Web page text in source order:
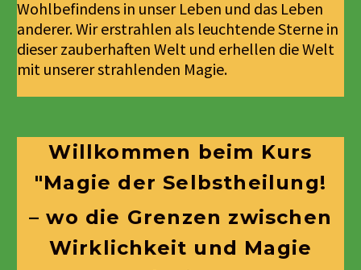
Wohlbefindens in unser Leben und das Leben
anderer. Wir erstrahlen als leuchtende Sterne in
dieser zauberhaften Welt und erhellen die Welt
mit unserer strahlenden Magie.
Willkommen beim Kurs
"Magie der Selbstheilung!
– wo die Grenzen zwischen
Wirklichkeit und Magie